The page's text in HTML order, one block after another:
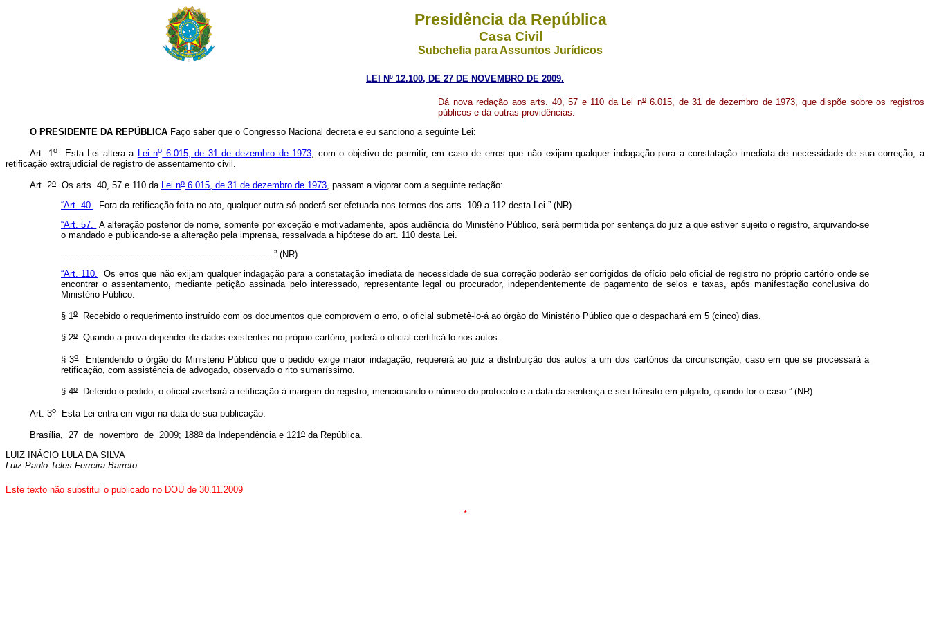
Presidência da República
Casa Civil
Subchefia para Assuntos Jurídicos
LEI Nº 12.100, DE 27 DE NOVEMBRO DE 2009.
Dá nova redação aos arts. 40, 57 e 110 da Lei no6.015, de 31 de dezembro de 1973, que dispõe sobre os registros
públicos e dá outras providências.
O PRESIDENTE DA REPÚBLICA Faço saber que o Congresso Nacional decreta e eu sanciono a seguinte Lei:
Art. 1oEsta Lei altera a Lei no6.015, de 31 de dezembro de 1973, com o objetivo de permitir, em caso de erros que não exijam qualquer indagação para a constatação imediata de necessidade de sua correção, a
retificação extrajudicial de registro de assentamento civil.
Art. 2o Os arts. 40, 57 e 110 da Lei no 6.015, de 31 de dezembro de 1973, passam a vigorar com a seguinte redação:
“Art. 40.
Fora da retificação feita no ato, qualquer outra só poderá ser efetuada nos termos dos arts. 109 a 112 desta Lei.” (NR)
“Art. 57.
A alteração posterior de nome, somente por exceção e motivadamente, após audiência do Ministério Público, será permitida por sentença do juiz a que estiver sujeito o registro, arquivando-se
o mandado e publicando-se a alteração pela imprensa, ressalvada a hipótese do art. 110 desta Lei.
.............................................................................” (NR)
“Art. 110.
Os erros que não exijam qualquer indagação para a constatação imediata de necessidade de sua correção poderão ser corrigidos de ofício pelo oficial de registro no próprio cartório onde se
encontrar o assentamento, mediante petição assinada pelo interessado, representante legal ou procurador, independentemente de pagamento de selos e taxas, após manifestação conclusiva do
Ministério Público.
§ 1o Recebido o requerimento instruído com os documentos que comprovem o erro, o oficial submetê-lo-á ao órgão do Ministério Público que o despachará em 5 (cinco) dias.
§ 2o Quando a prova depender de dados existentes no próprio cartório, poderá o oficial certificá-lo nos autos.
§ 3oEntendendo o órgão do Ministério Público que o pedido exige maior indagação, requererá ao juiz a distribuição dos autos a um dos cartórios da circunscrição, caso em que se processará a
retificação, com assistência de advogado, observado o rito sumaríssimo.
§ 4o Deferido o pedido, o oficial averbará a retificação à margem do registro, mencionando o número do protocolo e a data da sentença e seu trânsito em julgado, quando for o caso.” (NR)
Art. 3o Esta Lei entra em vigor na data de sua publicação.
Brasília, 27 de novembro de 2009; 188o da Independência e 121o da República.
LUIZ INÁCIO LULA DA SILVA
Luiz Paulo Teles Ferreira Barreto
Este texto não substitui o publicado no DOU de 30.11.2009
*